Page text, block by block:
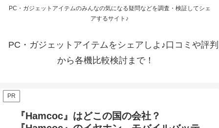
PC・ガジェットアイテムのみんなの気になる疑問などを調査・検証してシェ
アするサイト♪
PC・ガジェットアイテムをシェアしよ♪口コミや評判
から各機比較検討まで！
PR
『Hamcoc』はどこの国の会社？